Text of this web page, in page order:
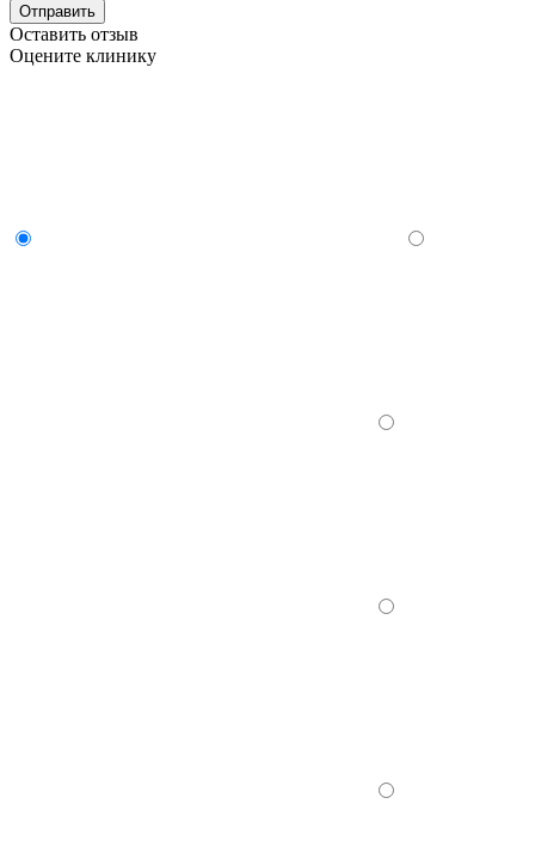
Отправить
Оставить отзыв
Оцените клинику